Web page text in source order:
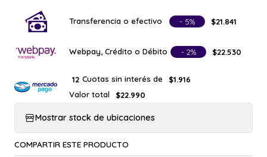
Transferencia o efectivo - 5% $21.841
Webpay, Crédito o Débito - 2% $22.530
12 Cuotas sin interés de
$1.916
Valor total
$22.990
Mostrar stock de ubicaciones
COMPARTIR ESTE PRODUCTO